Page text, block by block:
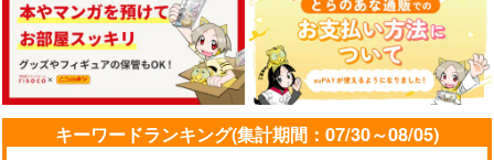
キーワードランキング(集計期間：07/30～08/05)